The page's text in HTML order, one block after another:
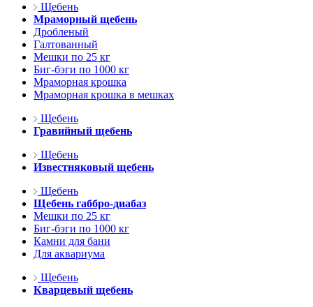
Щебень
Мраморный щебень
Дробленый
Галтованный
Мешки по 25 кг
Биг-бэги по 1000 кг
Мраморная крошка
Мраморная крошка в мешках
Щебень
Гравийный щебень
Щебень
Известняковый щебень
Щебень
Щебень габбро-диабаз
Мешки по 25 кг
Биг-бэги по 1000 кг
Камни для бани
Для аквариума
Щебень
Кварцевый щебень